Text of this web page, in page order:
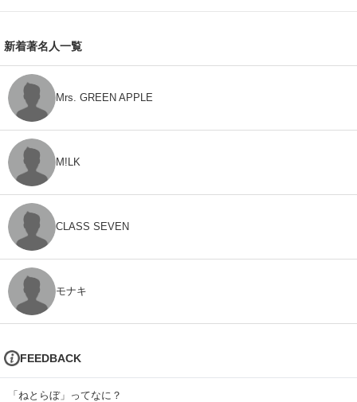
新着著名人一覧
Mrs. GREEN APPLE
M!LK
CLASS SEVEN
モナキ
FEEDBACK
「ねとらぼ」ってなに？